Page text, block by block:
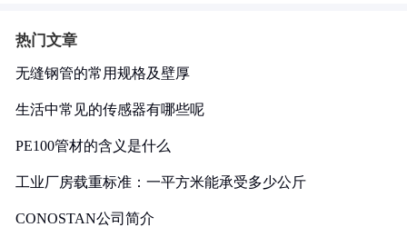
热门文章
无缝钢管的常用规格及壁厚
生活中常见的传感器有哪些呢
PE100管材的含义是什么
工业厂房载重标准：一平方米能承受多少公斤
CONOSTAN公司简介